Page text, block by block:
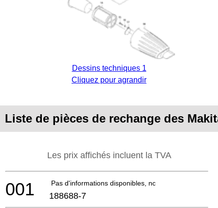
Dessins techniques 1
Cliquez pour agrandir
Liste de pièces de rechange des
Les prix affichés incluent la TVA
Pas d'informations disponibles, non commandable
001 188688-7